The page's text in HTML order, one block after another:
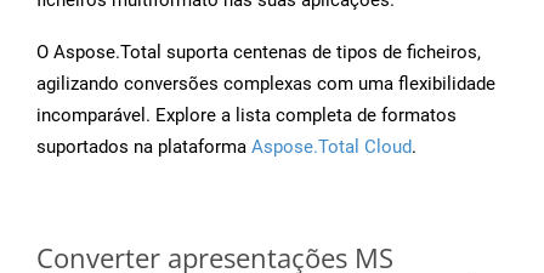
O Aspose.Total suporta centenas de tipos de ficheiros,
agilizando conversões complexas com uma flexibilidade
incomparável. Explore a lista completa de formatos
suportados na plataforma Aspose.Total Cloud.
Converter apresentações MS